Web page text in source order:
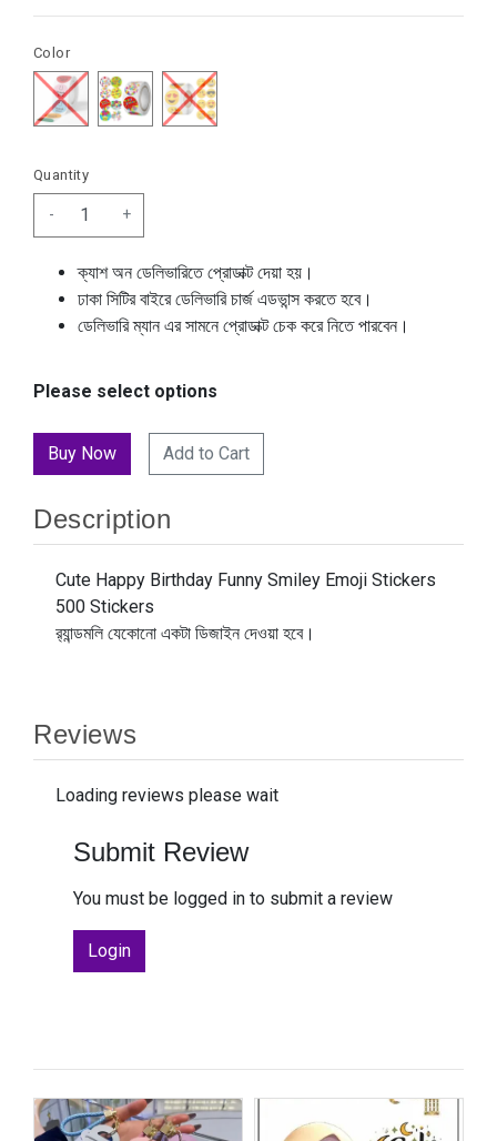
Color
Quantity
- +
ক্যাশ অন ডেলিভারিতে প্রোডাক্ট দেয়া হয়।
ঢাকা সিটির বাইরে ডেলিভারি চার্জ এডভান্স করতে হবে।
ডেলিভারি ম্যান এর সামনে প্রোডাক্ট চেক করে নিতে পারবেন।
Please select options
Add to Cart
Description
Cute Happy Birthday Funny Smiley Emoji Stickers
500 Stickers
র‍্যান্ডমলি যেকোনো একটা ডিজাইন দেওয়া হবে।
Reviews
Loading reviews please wait
Submit Review
You must be logged in to submit a review
Login